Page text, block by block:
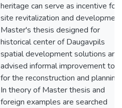
heritage can serve as incentive for
site revitalization and
Master's thesis designed for
historical center of Daugavpils
spatial development solutions and
advised informal improvement
for the reconstruction and planning.
In theory of Master thesis and
foreign examples are searched